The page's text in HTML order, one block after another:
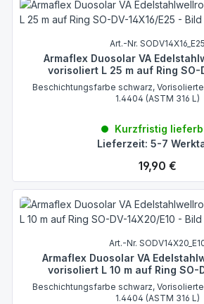
Art.-Nr. SODV14X16_E25
Armaflex Duosolar VA
vorisoliert L 25 m auf Ring SO-
Beschichtungsfarbe schwarz,
1.4404 (ASTM 316 L)
Kurzfristig
Lieferzeit: 5-7
Regulärer Preis:
19,90 €
Art.-Nr.
Armaflex Duosolar VA
vorisoliert L 10 m auf Ring SO-
Beschichtungsfarbe schwarz,
1.4404 (ASTM 316 L)